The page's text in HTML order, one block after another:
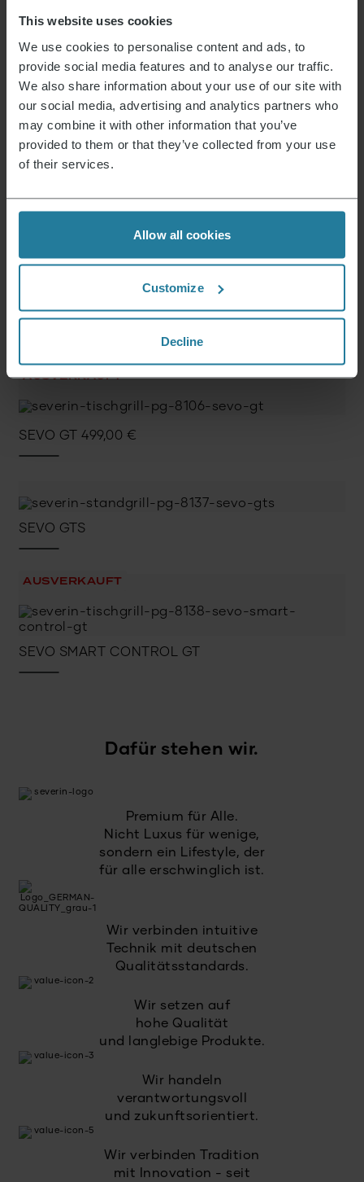
This website uses cookies
We use cookies to personalise content and ads, to
provide social media features and to analyse our traffic.
We also share information about your use of our site with
our social media, advertising and analytics partners who
may combine it with other information that you’ve
provided to them or that they’ve collected from your use
of their services.
Allow all cookies
Customize
Decline
am Grill ein akustisches Signal. Hinweis: Auch
wenn der Timer abgelaufen ist, schaltet der Grill
nicht automatisch ab! Jetzt sind Sie gefragt.
Grillmaster
Die SEVERIN App-Steuerung im Zusammenspiel
mit der neuen 3-Zonen-Heizungstechnologie
führt Step-by-Step durch das Rezept Ihrer Wahl,
so dass selbst komplexe Gerichte sicher
gelingen. Egal wer der Grillmaster ist, er gibt die
Gaarprozesszeiten bequem im Garten sitzen
oder sich seinen Gästen widmen, denn sowohl
der Zieltemperatur können über die SEVERIN App
AUSVERKAUFT
SEVO GT 499,00 €
SEVO GTS
AUSVERKAUFT
SEVO SMART CONTROL GT
Dafür stehen wir.
Premium für Alle.
Nicht Luxus für wenige,
sondern ein Lifestyle, der
für alle erschwinglich ist.
Wir verbinden intuitive
Technik mit deutschen
Qualitätsstandards.
Wir setzen auf
hohe Qualität
und langlebige Produkte.
Wir handeln
verantwortungsvoll
und zukunftsorientiert.
Wir verbinden Tradition
mit Innovation - seit